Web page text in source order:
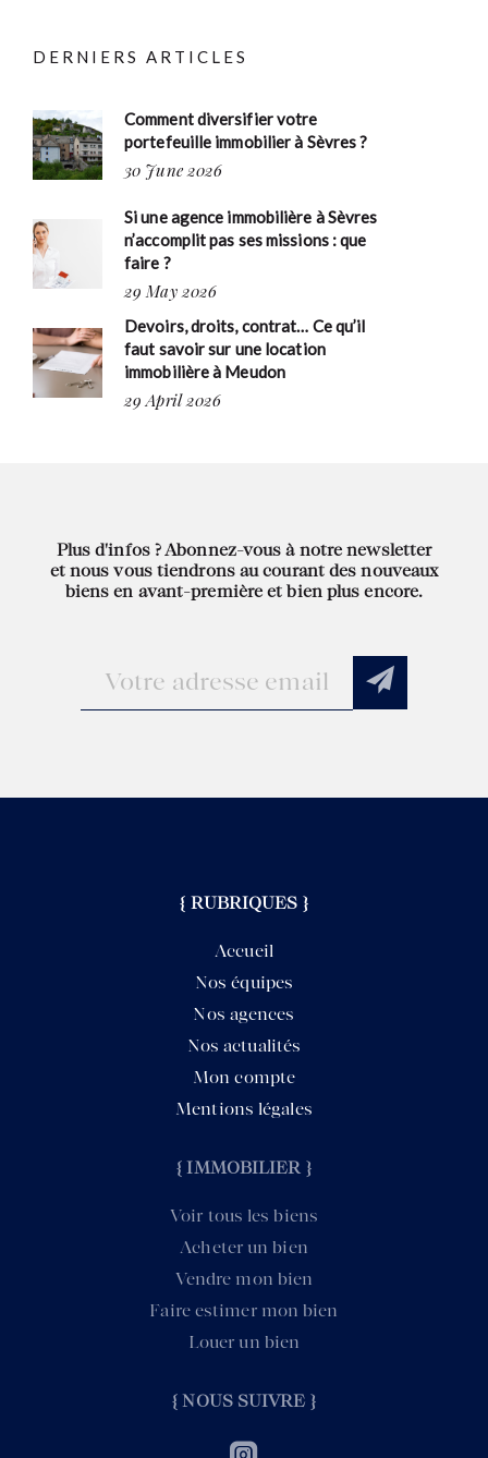
DERNIERS ARTICLES
Comment diversifier votre
portefeuille immobilier à Sèvres ?
30 June 2026
Si une agence immobilière à Sèvres
n’accomplit pas ses missions : que
faire ?
29 May 2026
Devoirs, droits, contrat… Ce qu’il
faut savoir sur une location
immobilière à Meudon
29 April 2026
Plus d'infos ? Abonnez-vous à notre newsletter
et nous vous tiendrons au courant des nouveaux
biens en avant-première et bien plus encore.
{ RUBRIQUES }
Accueil
Nos équipes
Nos agences
Nos actualités
Mon compte
Mentions légales
{ IMMOBILIER }
Voir tous les biens
Acheter un bien
Vendre mon bien
Faire estimer mon bien
Louer un bien
{ NOUS SUIVRE }